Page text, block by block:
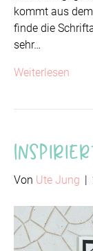
kommt aus
finde die
sehr…
Weiterlesen
Von Ute Jung |